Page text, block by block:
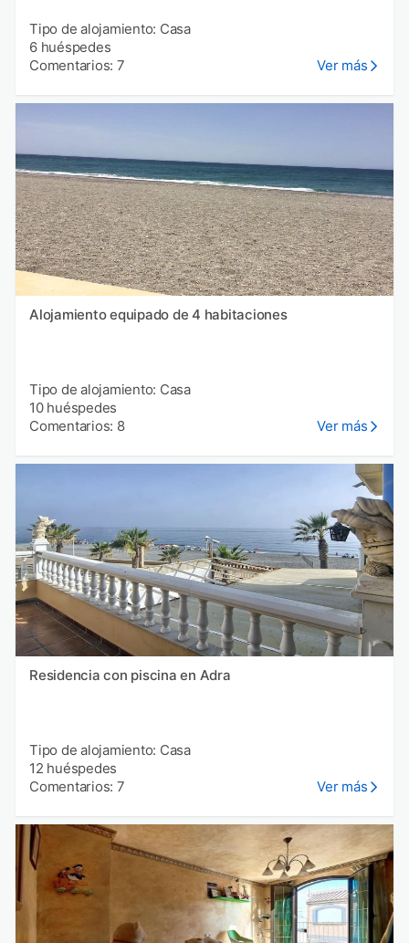
Tipo de alojamiento: Casa
6 huéspedes
Comentarios: 7
Ver más
Alojamiento equipado de 4 habitaciones
Tipo de alojamiento: Casa
10 huéspedes
Comentarios: 8
Ver más
Residencia con piscina en Adra
Tipo de alojamiento: Casa
12 huéspedes
Comentarios: 7
Ver más